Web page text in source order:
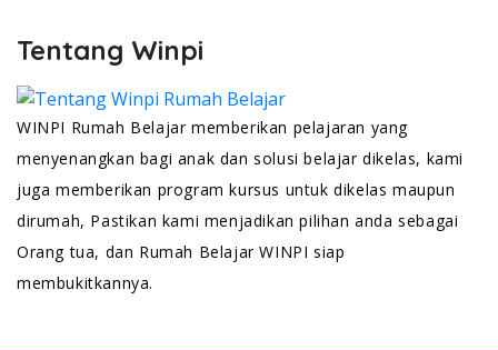
Tentang Winpi
WINPI Rumah Belajar memberikan pelajaran yang
menyenangkan bagi anak dan solusi belajar dikelas, kami
juga memberikan program kursus untuk dikelas maupun
dirumah, Pastikan kami menjadikan pilihan anda sebagai
Orang tua, dan Rumah Belajar WINPI siap
membukitkannya.